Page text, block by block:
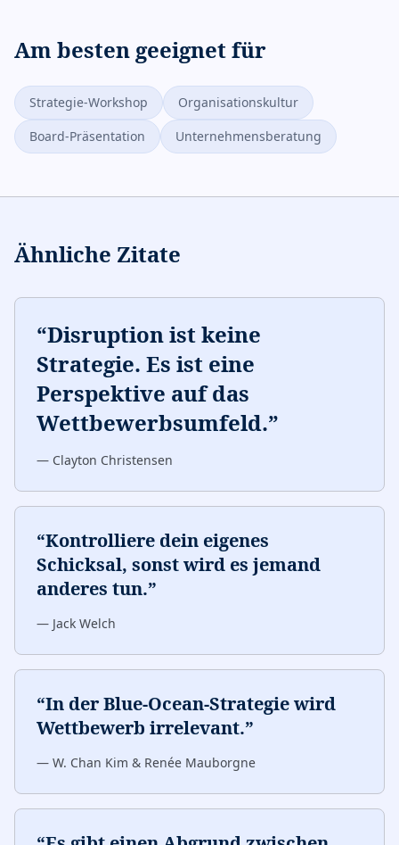
Am besten geeignet für
Strategie-Workshop
Organisationskultur
Board-Präsentation
Unternehmensberatung
Ähnliche Zitate
“Disruption ist keine
Strategie. Es ist eine
Perspektive auf das
Wettbewerbsumfeld.”
— Clayton Christensen
“Kontrolliere dein eigenes
Schicksal, sonst wird es jemand
anderes tun.”
— Jack Welch
“In der Blue-Ocean-Strategie wird
Wettbewerb irrelevant.”
— W. Chan Kim & Renée Mauborgne